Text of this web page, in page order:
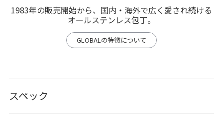
1983年の販売開始から、国内・海外で広く愛され続ける
オールステンレス包丁。
GLOBALの特徴について
スペック